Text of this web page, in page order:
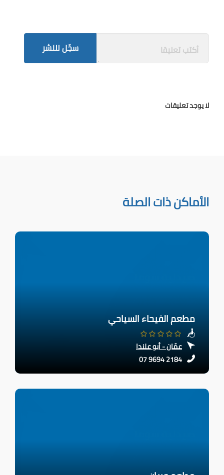
سجّل للنشر
لا يوجد تعليقات
الأماكن ذات الصلة
مطعم الفيحاء السياحي
عمّان - أبو علندا
07 9694 2184